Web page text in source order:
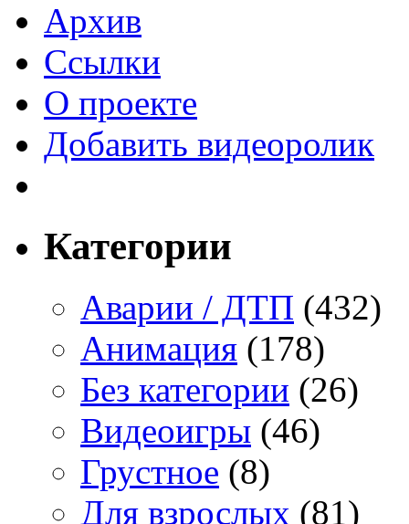
Архив
Ссылки
О проекте
Добавить видеоролик
Категории
Аварии / ДТП (432)
Анимация (178)
Без категории (26)
Видеоигры (46)
Грустное (8)
Для взрослых (81)